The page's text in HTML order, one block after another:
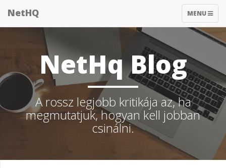
TOGGLE
MENU
NetHQ
NetHq Blog
A rossz legjobb kritikája az, ha
megmutatjuk, hogyan kell jobban
csinálni.